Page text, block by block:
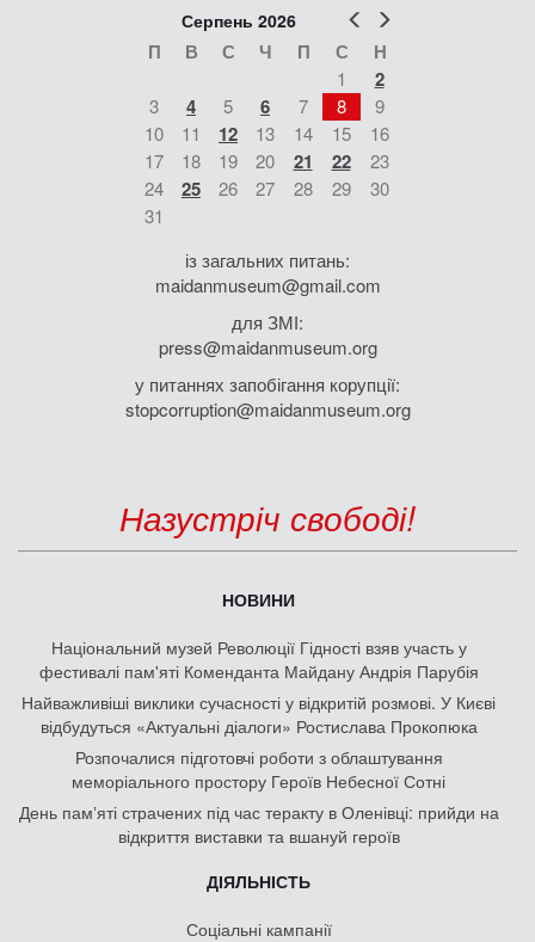
Попер
Серпень 2026
П В С Ч П С Н
1 2
3 4 5 6 7 8
9
10
11 12 13 14 15
16
17
18 19 20 21 22
23
24
25 26 27 28 29
30
31
із загальних питань:
maidanmuseum@gmail.com
для ЗМІ:
press@maidanmuseum.org
у питаннях запобігання корупції:
stopcorruption@maidanmuseum.org
Назустріч свободі!
НОВИНИ
Національний музей Революції Гідності взяв участь у
фестивалі пам'яті Коменданта Майдану Андрія Парубія
Найважливіші виклики сучасності у відкритій розмові. У Києві
відбудуться «Актуальні діалоги» Ростислава Прокопюка
Розпочалися підготовчі роботи з облаштування
меморіального простору Героїв Небесної Сотні
День памʼяті страчених під час теракту в Оленівці: прийди на
відкриття виставки та вшануй героїв
ДІЯЛЬНІСТЬ
Соціальні кампанії